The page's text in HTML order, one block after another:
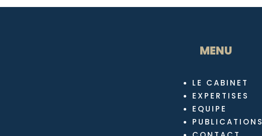
MENU
LE CABINET
EXPERTISES
EQUIPE
PUBLICATIONS